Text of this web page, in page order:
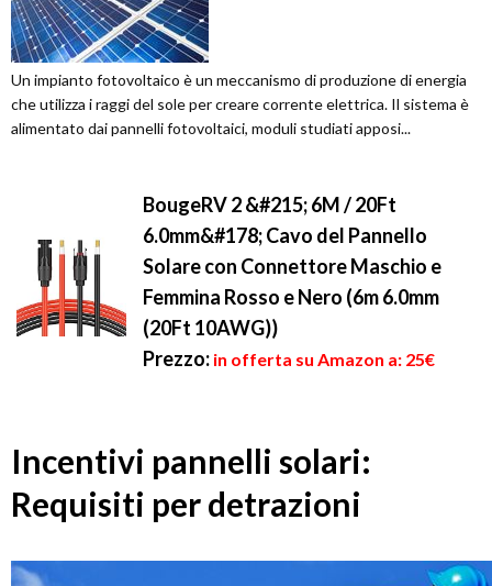
Un impianto fotovoltaico è un meccanismo di produzione di energia
che utilizza i raggi del sole per creare corrente elettrica. Il sistema è
alimentato dai pannelli fotovoltaici, moduli studiati apposi...
BougeRV 2 &#215; 6M / 20Ft
6.0mm&#178; Cavo del Pannello
Solare con Connettore Maschio e
Femmina Rosso e Nero (6m 6.0mm
(20Ft 10AWG))
Prezzo: in offerta su Amazon a: 25€
Incentivi pannelli solari:
Requisiti per detrazioni